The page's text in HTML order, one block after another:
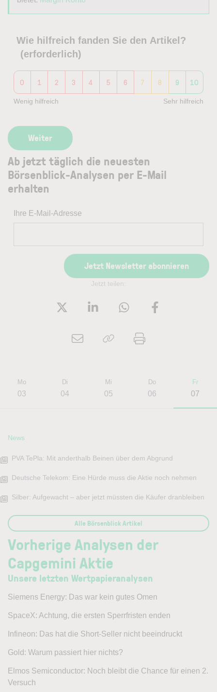
Wie hilfreich fanden Sie den Artikel?
(erforderlich)
0 1 2 3 4 5 6 7 8 9 10
Wenig hilfreich Sehr hilfreich
Ab jetzt täglich die neuesten
Börsenblick-Analysen per E-Mail
erhalten
Ihre E-Mail-Adresse
Jetzt Newsletter abonnieren
Jetzt teilen:
Mo
03
Di
04
Mi
05
Do
06
Fr
07
News
PVA TePla: Mit anderthalb Beinen über dem Abgrund
Deutsche Telekom: Eine Hürde muss die Aktie noch nehmen
Silber: Aufgewacht – aber jetzt müssten die Käufer dranbleiben
Alle Börsenblick Artikel
Vorherige Analysen der
Capgemini Aktie
Unsere letzten Wertpapieranalysen
Siemens Energy: Das war kein gutes Omen
SpaceX: Achtung, die ersten Sperrfristen enden
Infineon: Das hat die Short-Seller nicht beeindruckt
Gold: Warum passiert hier nichts?
Elmos Semiconductor: Noch bleibt die Chance für einen 2.
Versuch